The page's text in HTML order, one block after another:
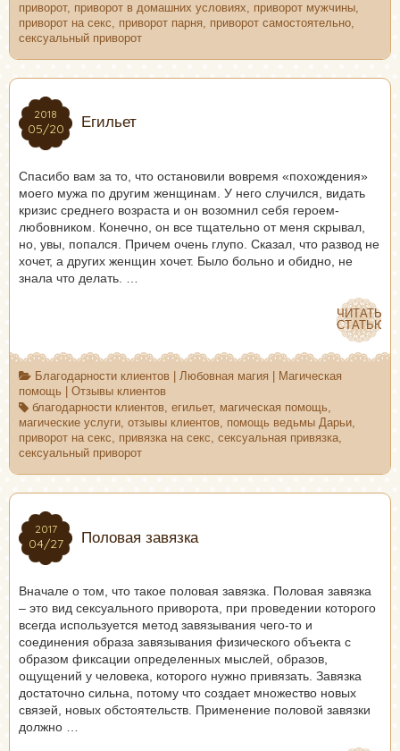
приворот, приворот в домашних условиях приворот мужчины
приворот на секс
приворот парня приворот самостоятельно
сексуальный приворот
2018
05/20
2018
05/20 Егильет
Спасибо вам за то, что остановили вовремя «похождения»
моего мужа по другим женщинам. У него случился, видать
кризис среднего возраста и он возомнил себя героем-
любовником. Конечно, он все тщательно от меня скрывал,
но, увы, попался. Причем очень глупо. Сказал, что развод не
хочет, а других женщин хочет. Было больно и обидно, не
знала что делать. …
ЧИТАТЬ
СТАТЬЮ
ЧИТАТЬ
СТАТЬЮ
Благодарности клиентов| Любовная магия
Магическая
помощь
Отзывы клиентов
благодарности клиентов, егильет, магическая помощь,
магические услуги, отзывы клиентов, помощь ведьмы Дарьи,
приворот на секс, привязка на секс, сексуальная привязка,
сексуальный приворот
2017
04/27
2017
04/27 Половая завязка
Вначале о том, что такое половая завязка. Половая завязка
– это вид сексуального приворота, при проведении которого
всегда используется метод завязывания чего-то и
соединения образа завязывания физического объекта с
образом фиксации определенных мыслей, образов,
ощущений у человека, которого нужно привязать. Завязка
достаточно сильна, потому что создает множество новых
связей, новых обстоятельств. Применение половой завязки
должно …